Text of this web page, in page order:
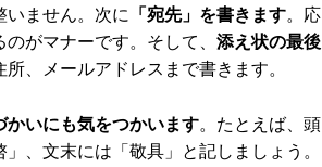
いません。次に
「宛先」を書きます。応
がマナーです。そして、 添え状の最後
、メールアドレスまで書きます。
かいにも気をつかいます。たとえば、頭
、文末には「敬具」と記しましょう。